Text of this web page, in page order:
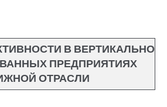
В ВЕРТИКАЛЬНО
ПРЕДПРИЯТИЯХ
ОТРАСЛИ